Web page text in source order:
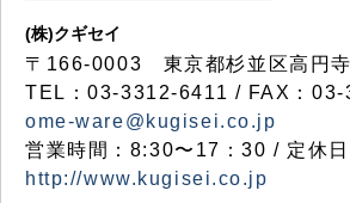
(株)クギセイ
〒166-0003 東京都杉並区高円
TEL：03-3312-6411 / FAX：
ome-ware@kugisei.co.jp
営業時間：8:30〜17：30 / 定休
http://www.kugisei.co.jp